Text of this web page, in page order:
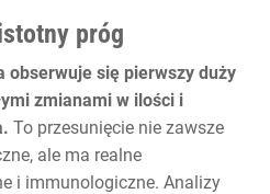
próg
obserwuje się pierwszy duży
zmianami w ilości i
To przesunięcie nie zawsze
ale ma realne
i immunologiczne. Analizy